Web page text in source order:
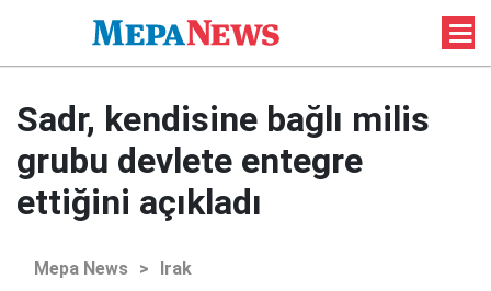
Sadr, kendisine bağlı milis
grubu devlete entegre
ettiğini açıkladı
Mepa News > Irak